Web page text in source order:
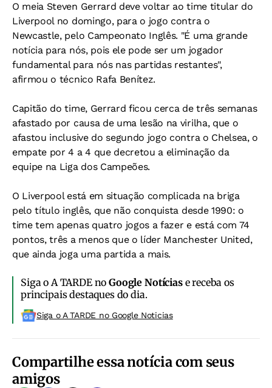
O meia Steven Gerrard deve voltar ao time titular do
Liverpool no domingo, para o jogo contra o
Newcastle, pelo Campeonato Inglês. "É uma grande
notícia para nós, pois ele pode ser um jogador
fundamental para nós nas partidas restantes",
afirmou o técnico Rafa Benítez.
Capitão do time, Gerrard ficou cerca de três semanas
afastado por causa de uma lesão na virilha, que o
afastou inclusive do segundo jogo contra o Chelsea, o
empate por 4 a 4 que decretou a eliminação da
equipe na Liga dos Campeões.
O Liverpool está em situação complicada na briga
pelo título inglês, que não conquista desde 1990: o
time tem apenas quatro jogos a fazer e está com 74
pontos, três a menos que o líder Manchester United,
que ainda joga uma partida a mais.
Siga o A TARDE noGoogle Notíciase receba os
principais destaques do dia.
Siga o A TARDE no Google Noticias
Compartilhe essa notícia com seus
amigos